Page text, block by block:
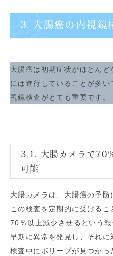
3. 大腸癌の内視鏡
大腸癌は初期症状がほとん
には進行していることが多
視鏡検査がとても重要です。
3.1. 大腸カメラで70
可能
大腸カメラは、大腸癌の予防
この検査を定期的に受ける
70％以上減少させるという
早期に異常を発見し、それ
検査中にポリープが見つか